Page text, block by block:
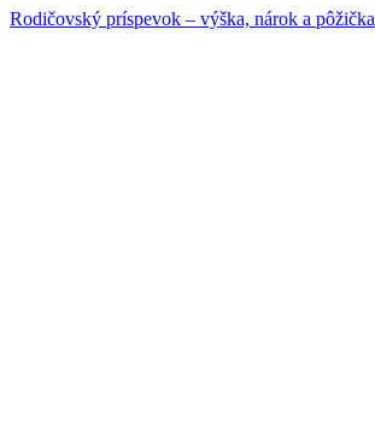
Rodičovský príspevok – výška, nárok a pôžička